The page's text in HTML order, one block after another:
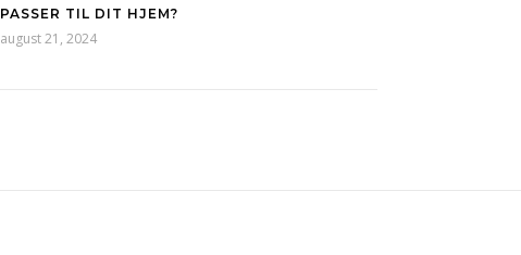
PASSER TIL DIT HJEM?
august 21, 2024